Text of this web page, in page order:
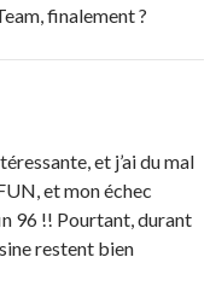
finalement ?
et j’ai du mal
et mon échec
96 !! Pourtant, durant
restent bien